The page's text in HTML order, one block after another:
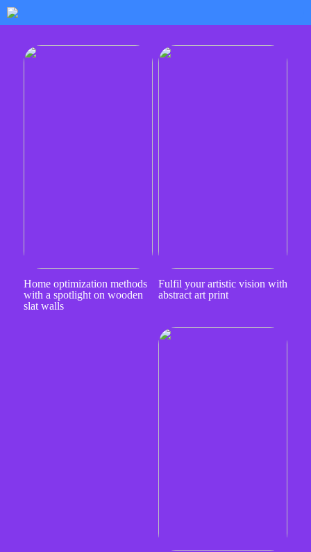
Home optimization methods
with a spotlight on wooden
slat walls
Fulfil your artistic vision with
abstract art print